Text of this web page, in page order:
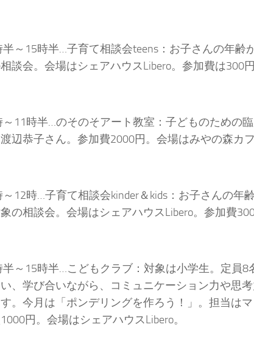
半～15時半…子育て相談会teens：お子さんの年齢
談会。会場はシェアハウスLibero。参加費は300円
～11時半…のそのそアート教室：子どものための
辺恭子さん。参加費2000円。会場はみやの森カフ
～12時…子育て相談会kinder＆kids：お子さんの年
の相談会。会場はシェアハウスLibero。参加費300
半～15時半…こどもクラブ：対象は小学生。定員8
、学び合いながら、コミュニケーション力や思
。今月は「ポンデリングを作ろう！」。担当は
円。会場はシェアハウスLibero。